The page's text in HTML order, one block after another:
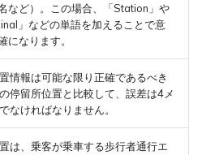
名など）。この場合、「Station」や
」などの単語を加えることで意
になります。
情報は可能な限り正確であるべき
停留所位置と比較して、誤差は4メ
なければなりません。
は、乗客が乗車する歩行者通行エ